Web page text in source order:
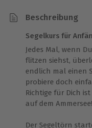
Beschreibung
Segelkurs für
Jedes Mal, wenn
flitzen siehst,
endlich mal einen
probiere doch
Richtige für Dich
auf dem Ammersee!
Der Segeltörn